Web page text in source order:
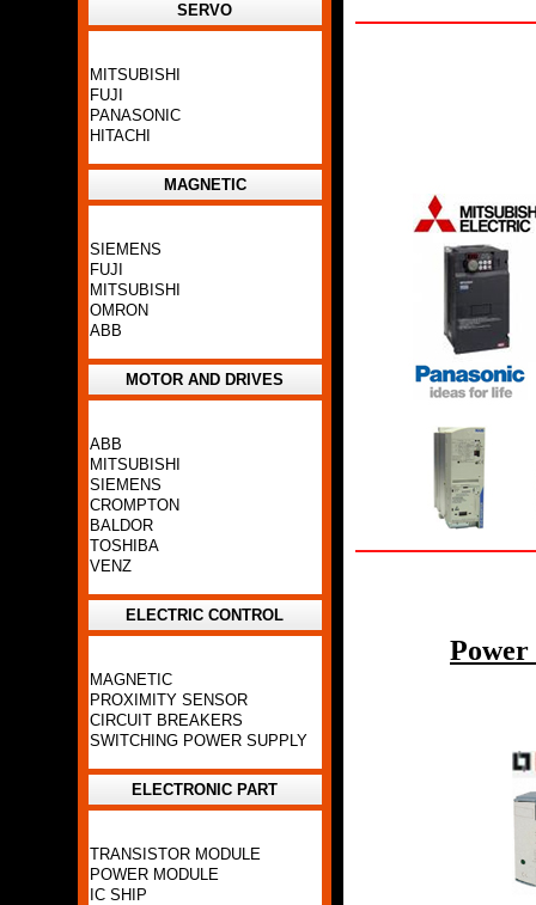
SERVO
MITSUBISHI
FUJI
PANASONIC
HITACHI
MAGNETIC
SIEMENS
FUJI
MITSUBISHI
OMRON
ABB
MOTOR AND DRIVES
ABB
MITSUBISHI
SIEMENS
CROMPTON
BALDOR
TOSHIBA
VENZ
ELECTRIC CONTROL
MAGNETIC
PROXIMITY SENSOR
CIRCUIT BREAKERS
SWITCHING POWER SUPPLY
ELECTRONIC PART
TRANSISTOR MODULE
POWER MODULE
IC SHIP